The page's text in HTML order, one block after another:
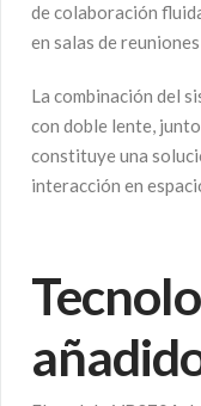
de colaboración
en salas de
La combinación del
con doble lente,
constituye una
interacción en